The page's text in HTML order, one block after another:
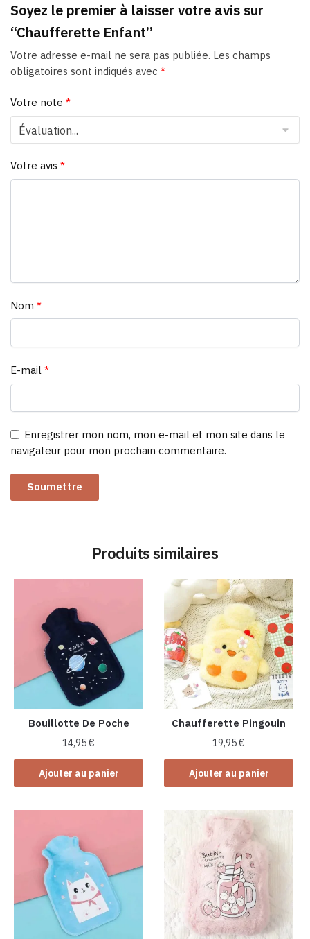
Soyez le premier à laisser votre avis sur
“Chaufferette Enfant”
Votre adresse e-mail ne sera pas publiée. Les champs
obligatoires sont indiqués avec *
Votre note *
Votre avis *
Nom *
E-mail *
Enregistrer mon nom, mon e-mail et mon site dans le
navigateur pour mon prochain commentaire.
Produits similaires
Bouillotte De Poche
14,95€
Ajouter au panier
Chaufferette Pingouin
19,95€
Ajouter au panier